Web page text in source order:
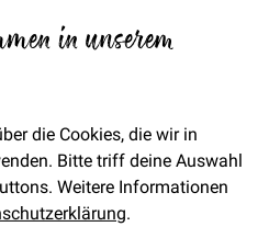
in unserem
die Cookies, die wir in
Bitte triff deine Auswahl
Weitere Informationen
.
55cm -